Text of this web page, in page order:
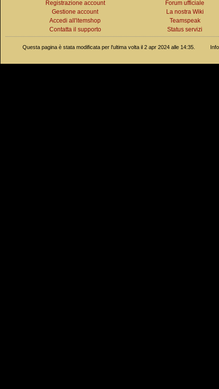
Registrazione account
Gestione account
Accedi all'itemshop
Contatta il supporto
Forum ufficiale
La nostra Wiki
Teamspeak
Status servizi
Questa pagina è stata modificata per l'ultima volta il 2 apr 2024 alle 14:35.